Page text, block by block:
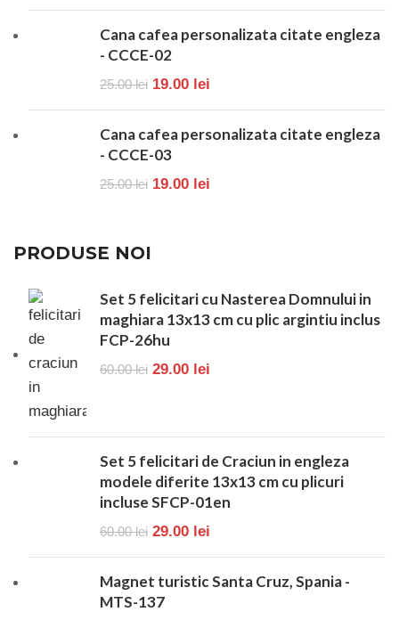
Cana cafea personalizata citate engleza
- CCCE-02
25.00lei 19.00 lei
Cana cafea personalizata citate engleza
- CCCE-03
25.00lei 19.00 lei
PRODUSE NOI
Set 5 felicitari cu Nasterea Domnului in
maghiara 13x13 cm cu plic argintiu inclus
FCP-26hu
60.00lei 29.00 lei
Set 5 felicitari de Craciun in engleza
modele diferite 13x13 cm cu plicuri
incluse SFCP-01en
60.00lei 29.00 lei
Magnet turistic Santa Cruz, Spania -
MTS-137